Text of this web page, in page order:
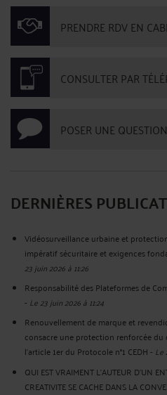
PRENDRE RDV EN
CONSULTER PAR
POSER UNE
DERNIÈRES
Vidéosurveillance urbaine et
impératif sécuritaire et exigences
23 juin 2026 à 11:26
Responsabilité des Plateformes de
- Le 23 juin 2026 à 11:24
Renouvellement de marque et
consacre une protection renforcée
l’article 1er du Protocole n°1 CEDH- Le
QUI EST VRAIMENT L’AUTEUR D’UN
CREATIVITE SE CACHE DANS LA